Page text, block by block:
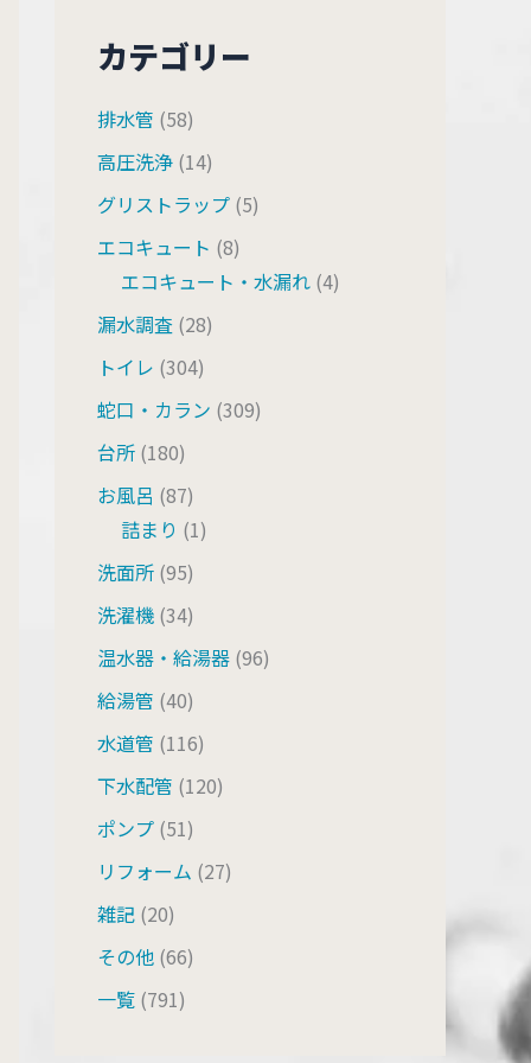
カテゴリー
排水管 (58)
高圧洗浄 (14)
グリストラップ (5)
エコキュート (8)
エコキュート・水漏れ (4)
漏水調査 (28)
トイレ (304)
蛇口・カラン (309)
台所 (180)
お風呂 (87)
詰まり (1)
洗面所 (95)
洗濯機 (34)
温水器・給湯器 (96)
給湯管 (40)
水道管 (116)
下水配管 (120)
ポンプ (51)
リフォーム (27)
雑記 (20)
その他 (66)
一覧 (791)